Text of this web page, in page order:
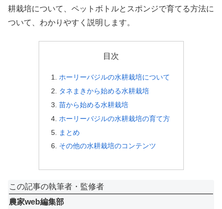
耕栽培について、ペットボトルとスポンジで育てる方法に
ついて、わかりやすく説明します。
目次
ホーリーバジルの水耕栽培について
タネまきから始める水耕栽培
苗から始める水耕栽培
ホーリーバジルの水耕栽培の育て方
まとめ
その他の水耕栽培のコンテンツ
この記事の執筆者・監修者
農家web編集部